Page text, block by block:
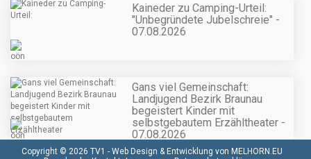
Kaineder zu Camping-Urteil:
"Unbegründete Jubelschreie" -
07.08.2026
Gans viel Gemeinschaft:
Landjugend Bezirk Braunau
begeistert Kinder mit
selbstgebautem Erzähltheater -
07.08.2026
Copyright © 2026 TV1 - Web Design & Entwicklung von MELHORN.EU